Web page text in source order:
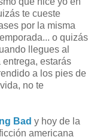
te cueste
por la misma
o quizás
llegues al
estarás
a los pies de
no te
Bad y hoy de la
americana